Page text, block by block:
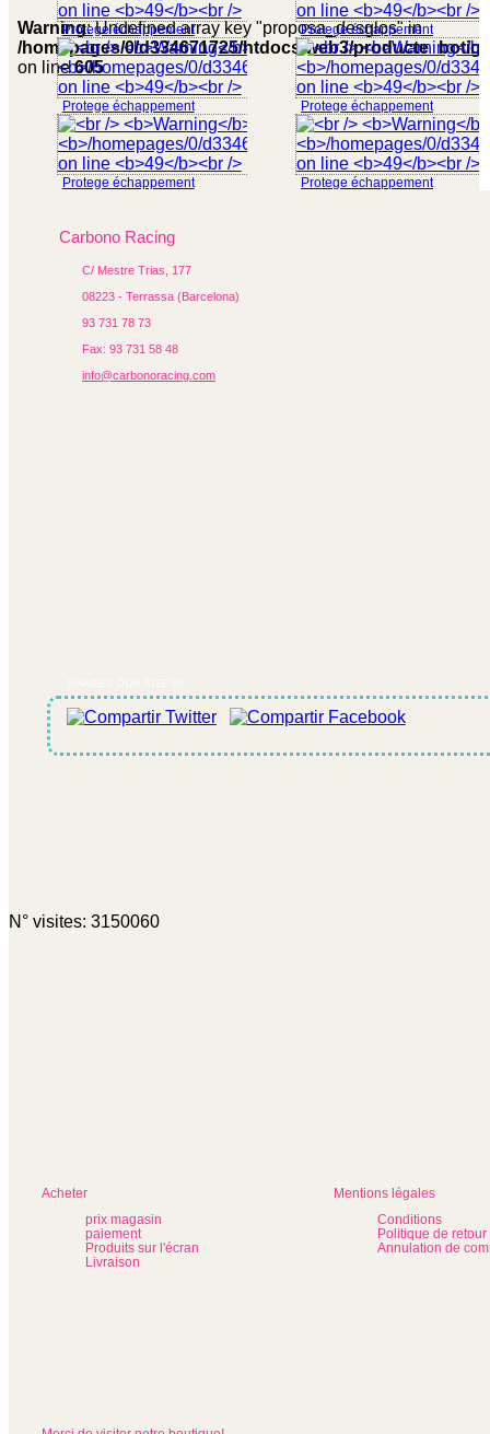
Warning: Undefined array key "proposa_desglos" in
/homepages/0/d334671725/htdocs/web3/
on line605
Protege échappement Protege échappement
Protege échappement Protege échappement
Protege échappement Protege échappement
Carbono Racing
C/ Mestre Trias, 177
08223 - Terrassa (Barcelona)
93 731 78 73
Fax: 93 731 58 48
info@carbonoracing.com
N° visites: 3150060
Acheter
prix magasin
paiement
Produits sur l'écran
Livraison
Mentions légales
Conditions
Politique de retour
Annulation de